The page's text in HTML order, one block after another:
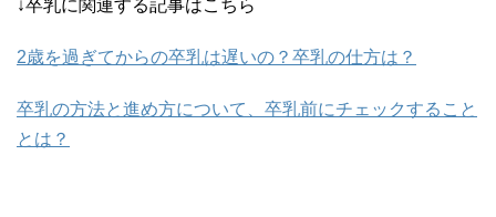
↓卒乳に関連する記事はこちら
2歳を過ぎてからの卒乳は遅いの？卒乳の仕方は？
卒乳の方法と進め方について、卒乳前にチェックすること
とは？